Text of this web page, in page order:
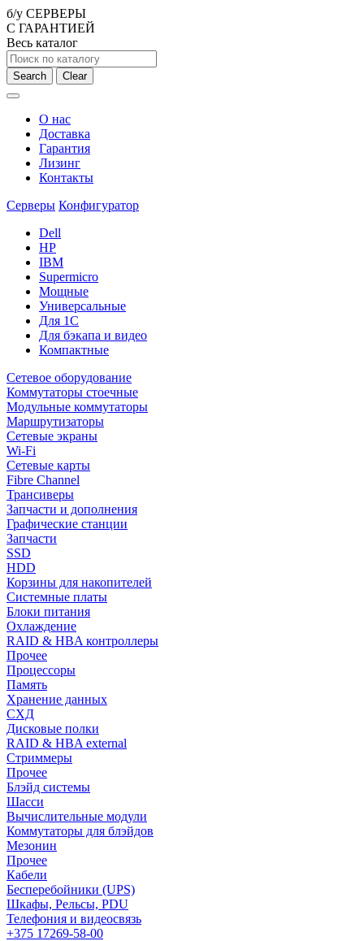
б/у СЕРВЕРЫ
С ГАРАНТИЕЙ
Весь каталог
Search Clear
О нас
Доставка
Гарантия
Лизинг
Контакты
Серверы Конфигуратор
Dell
HP
IBM
Supermicro
Мощные
Универсальные
Для 1С
Для бэкапа и видео
Компактные
Сетевое оборудование
Коммутаторы стоечные
Модульные коммутаторы
Маршрутизаторы
Сетевые экраны
Wi-Fi
Сетевые карты
Fibre Channel
Трансиверы
Запчасти и дополнения
Графические станции
Запчасти
SSD
HDD
Корзины для накопителей
Системные платы
Блоки питания
Охлаждение
RAID & HBA контроллеры
Прочее
Процессоры
Память
Хранение данных
СХД
Дисковые полки
RAID & HBA external
Стриммеры
Прочее
Блэйд системы
Шасси
Вычислительные модули
Коммутаторы для блэйдов
Мезонин
Прочее
Кабели
Бесперебойники (UPS)
Шкафы, Рельсы, PDU
Телефония и видеосвязь
+375 17269-58-00